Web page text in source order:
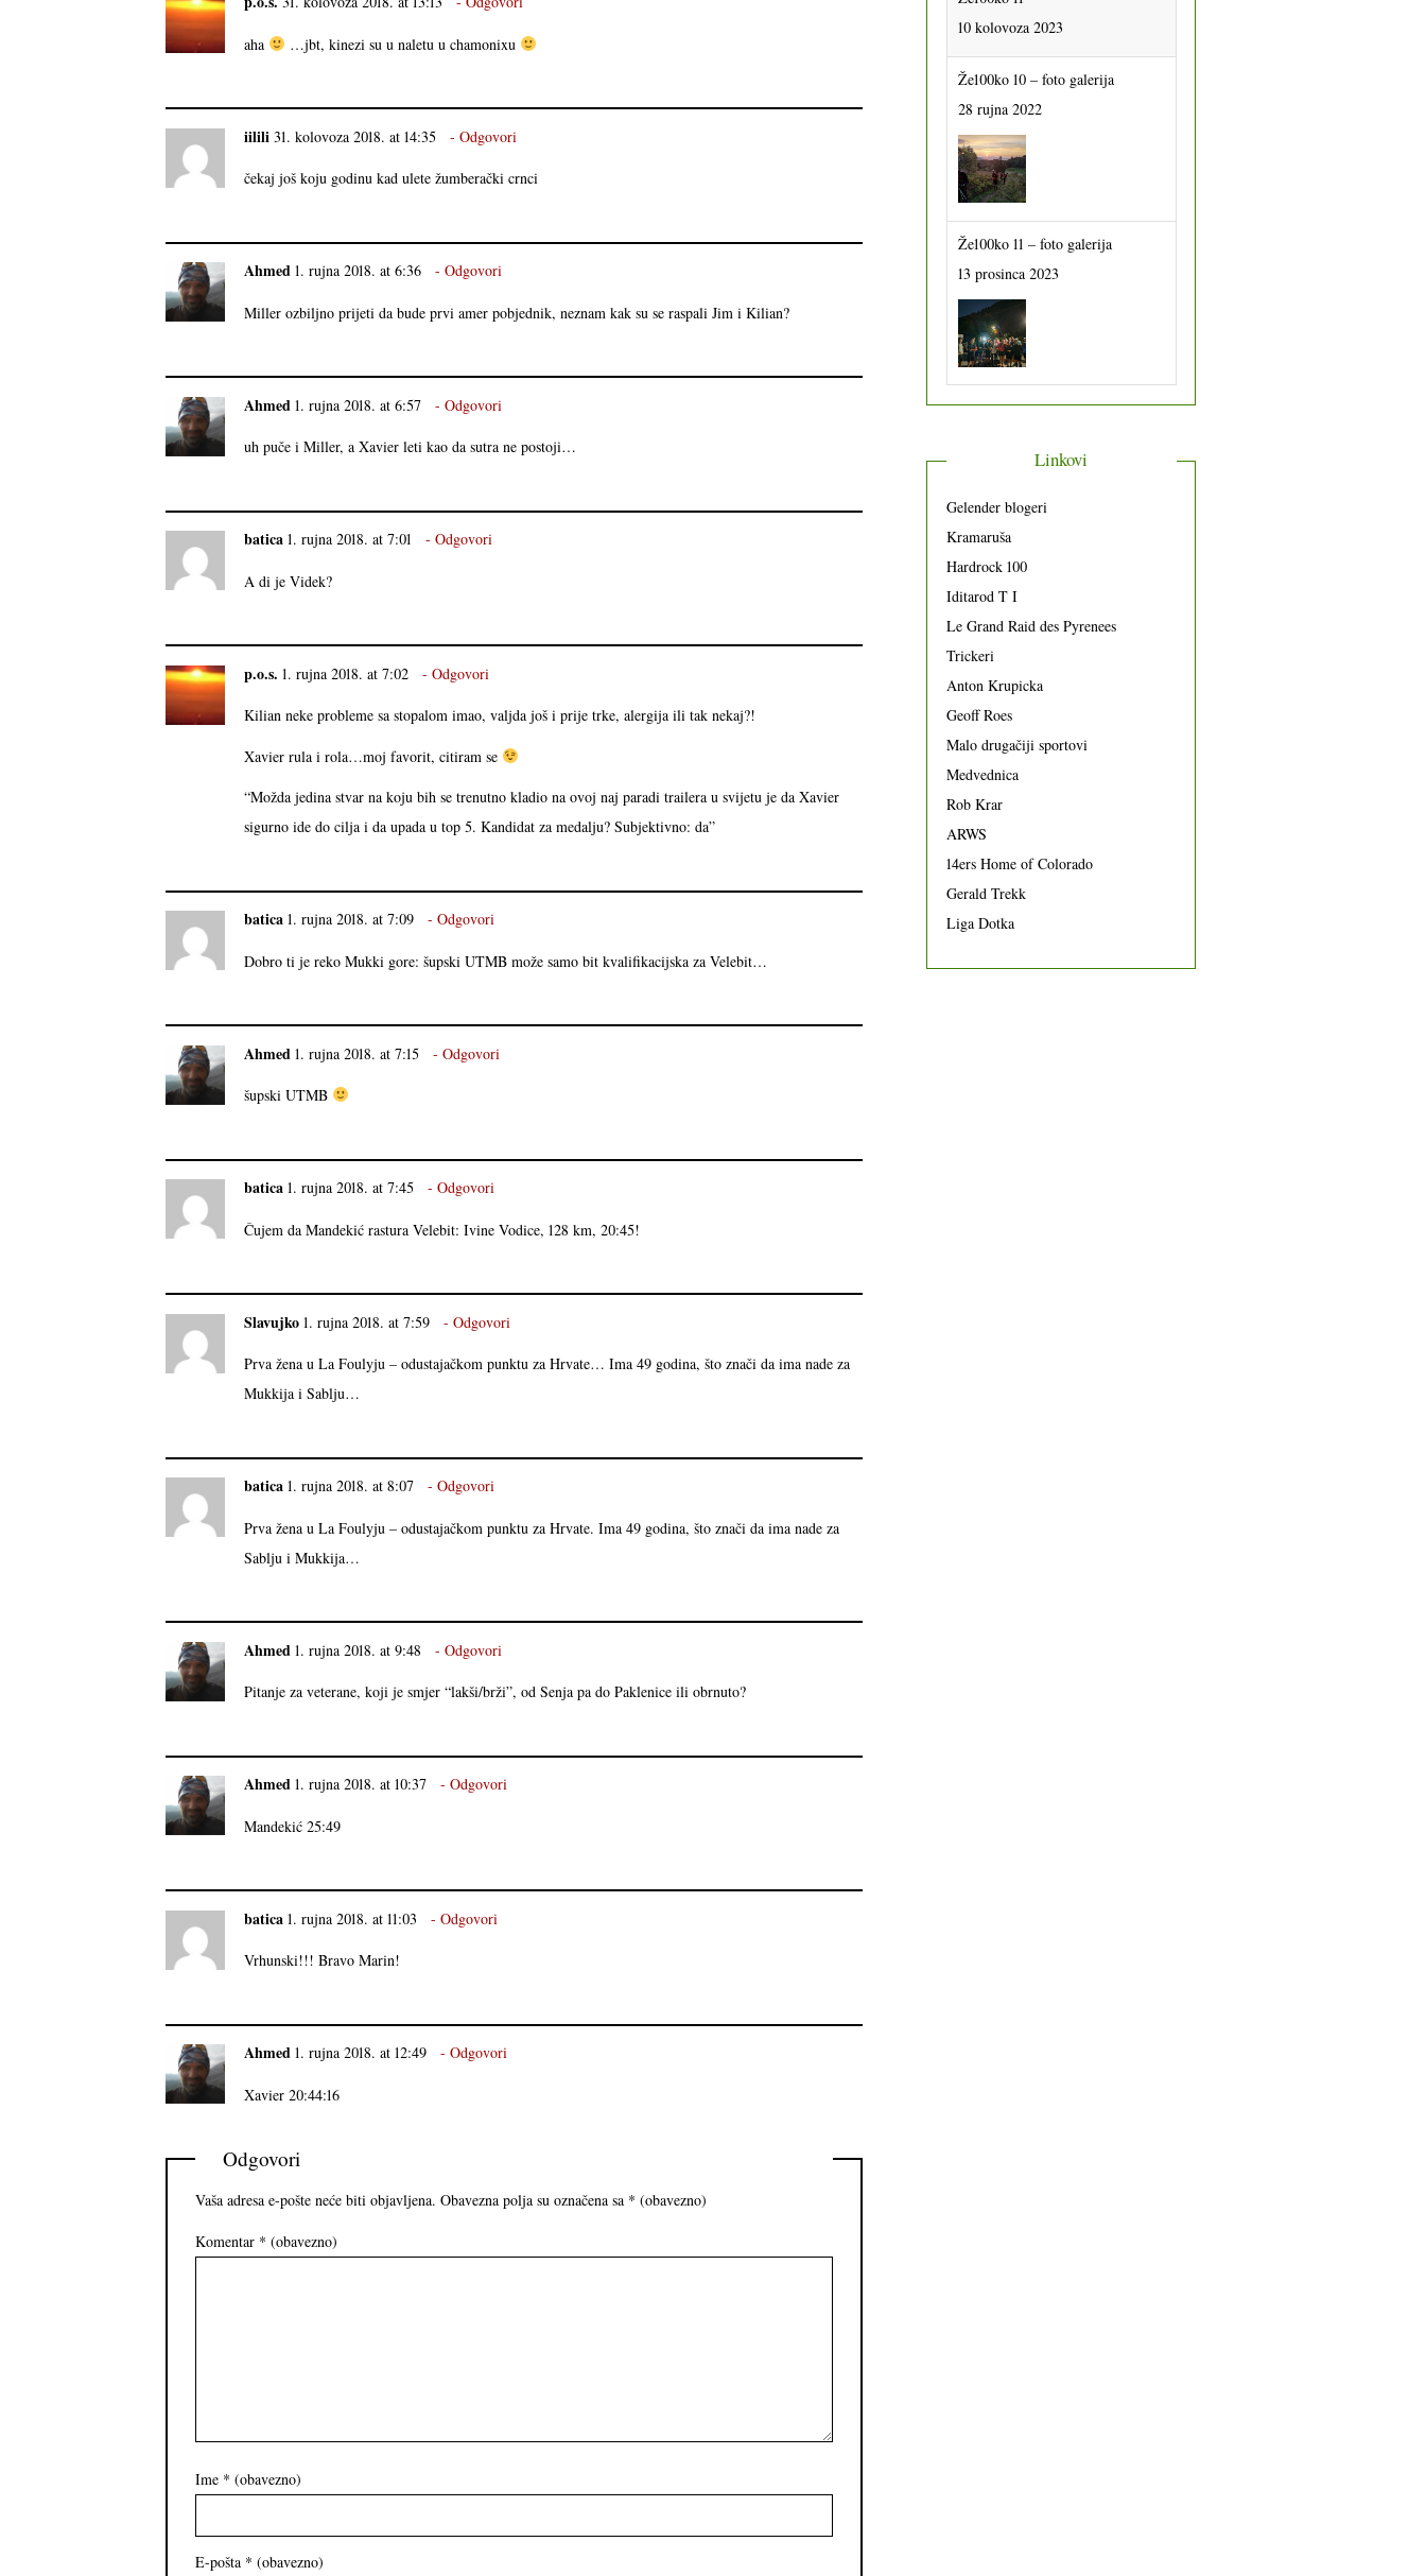
aha …jbt, kinezi su u naletu u chamonixu
iilili 31. kolovoza 2018. at 14:35 Odgovori
čekaj još koju godinu kad ulete žumberački crnci
Ahmed 1. rujna 2018. at 6:36 Odgovori
Miller ozbiljno prijeti da bude prvi amer pobjednik, neznam kak su se raspali Jim i Kilian?
Ahmed 1. rujna 2018. at 6:57 Odgovori
uh puče i Miller, a Xavier leti kao da sutra ne postoji…
batica 1. rujna 2018. at 7:01 Odgovori
A di je Videk?
p.o.s. 1. rujna 2018. at 7:02 Odgovori
Kilian neke probleme sa stopalom imao, valjda još i prije trke, alergija ili tak nekaj?!
Xavier rula i rola…moj favorit, citiram se
“Možda jedina stvar na koju bih se trenutno kladio na ovoj naj paradi trailera u svijetu je da Xavier
sigurno ide do cilja i da upada u top 5. Kandidat za medalju? Subjektivno: da”
batica 1. rujna 2018. at 7:09 Odgovori
Dobro ti je reko Mukki gore: šupski UTMB može samo bit kvalifikacijska za Velebit…
Ahmed 1. rujna 2018. at 7:15 Odgovori
šupski UTMB
batica 1. rujna 2018. at 7:45 Odgovori
Čujem da Mandekić rastura Velebit: Ivine Vodice, 128 km, 20:45!
Slavujko 1. rujna 2018. at 7:59 Odgovori
Prva žena u La Foulyju – odustajačkom punktu za Hrvate… Ima 49 godina, što znači da ima nade za
Mukkija i Sablju…
batica 1. rujna 2018. at 8:07 Odgovori
Prva žena u La Foulyju – odustajačkom punktu za Hrvate. Ima 49 godina, što znači da ima nade za
Sablju i Mukkija…
Ahmed 1. rujna 2018. at 9:48 Odgovori
Pitanje za veterane, koji je smjer “lakši/brži”, od Senja pa do Paklenice ili obrnuto?
Ahmed 1. rujna 2018. at 10:37 Odgovori
Mandekić 25:49
batica 1. rujna 2018. at 11:03 Odgovori
Vrhunski!!! Bravo Marin!
Ahmed 1. rujna 2018. at 12:49 Odgovori
Xavier 20:44:16
Odgovori
Vaša adresa e-pošte neće biti objavljena. Obavezna polja su označena sa * (obavezno)
Komentar * (obavezno)
Ime * (obavezno)
E-pošta * (obavezno)
10 kolovoza 2023
Že100ko 10 – foto galerija
28 rujna 2022
Že100ko 11 – foto galerija
13 prosinca 2023
Linkovi
Gelender blogeri
Kramaruša
Hardrock 100
Iditarod T I
Le Grand Raid des Pyrenees
Trickeri
Anton Krupicka
Geoff Roes
Malo drugačiji sportovi
Medvednica
Rob Krar
ARWS
14ers Home of Colorado
Gerald Trekk
Liga Dotka